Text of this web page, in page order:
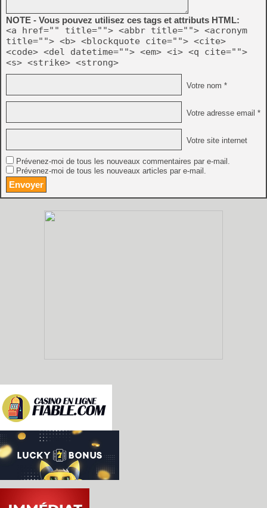
NOTE - Vous pouvez utilisez ces tags et attributs HTML:
<a href="" title=""> <abbr title=""> <acronym
title=""> <b> <blockquote cite=""> <cite>
<code> <del datetime=""> <em> <i> <q cite="">
<s> <strike> <strong>
Votre nom *
Votre adresse email *
Votre site internet
Prévenez-moi de tous les nouveaux commentaires par e-mail.
Prévenez-moi de tous les nouveaux articles par e-mail.